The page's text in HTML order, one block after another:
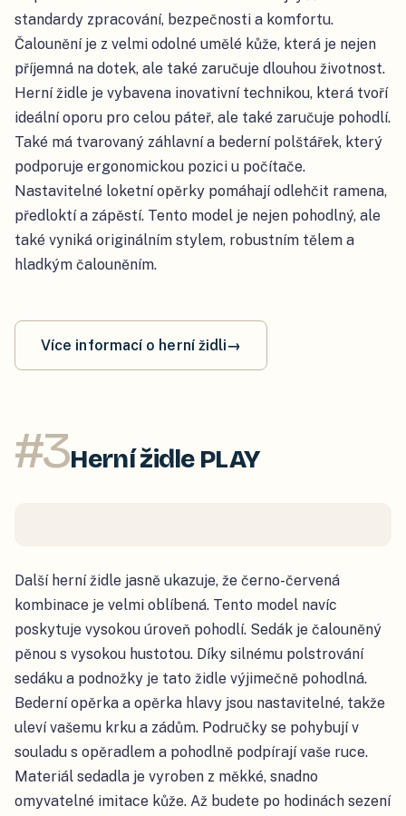
standardy zpracování, bezpečnosti a komfortu.
Čalounění je z velmi odolné umělé kůže, která je nejen
příjemná na dotek, ale také zaručuje dlouhou životnost.
Herní židle je vybavena inovativní technikou, která tvoří
ideální oporu pro celou páteř, ale také zaručuje pohodlí.
Také má tvarovaný záhlavní a bederní polštářek, který
podporuje ergonomickou pozici u počítače.
Nastavitelné loketní opěrky pomáhají odlehčit ramena,
předloktí a zápěstí. Tento model je nejen pohodlný, ale
také vyniká originálním stylem, robustním tělem a
hladkým čalouněním.
Více informací o herní židli→
#3Herní židle PLAY
Další herní židle jasně ukazuje, že černo-červená
kombinace je velmi oblíbená. Tento model navíc
poskytuje vysokou úroveň pohodlí. Sedák je čalouněný
pěnou s vysokou hustotou. Díky silnému polstrování
sedáku a podnožky je tato židle výjimečně pohodlná.
Bederní opěrka a opěrka hlavy jsou nastavitelné, takže
uleví vašemu krku a zádům. Područky se pohybují v
souladu s opěradlem a pohodlně podpírají vaše ruce.
Materiál sedadla je vyroben z měkké, snadno
omyvatelné imitace kůže. Až budete po hodinách sezení